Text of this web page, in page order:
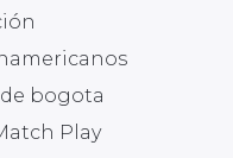
bogota
Play